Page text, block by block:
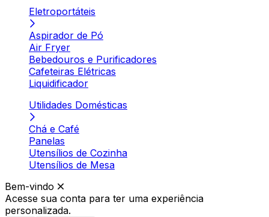
Eletroportáteis
Aspirador de Pó
Air Fryer
Bebedouros e Purificadores
Cafeteiras Elétricas
Liquidificador
Utilidades Domésticas
Chá e Café
Panelas
Utensílios de Cozinha
Utensílios de Mesa
Bem-vindo
Acesse sua conta para ter uma experiência
personalizada.